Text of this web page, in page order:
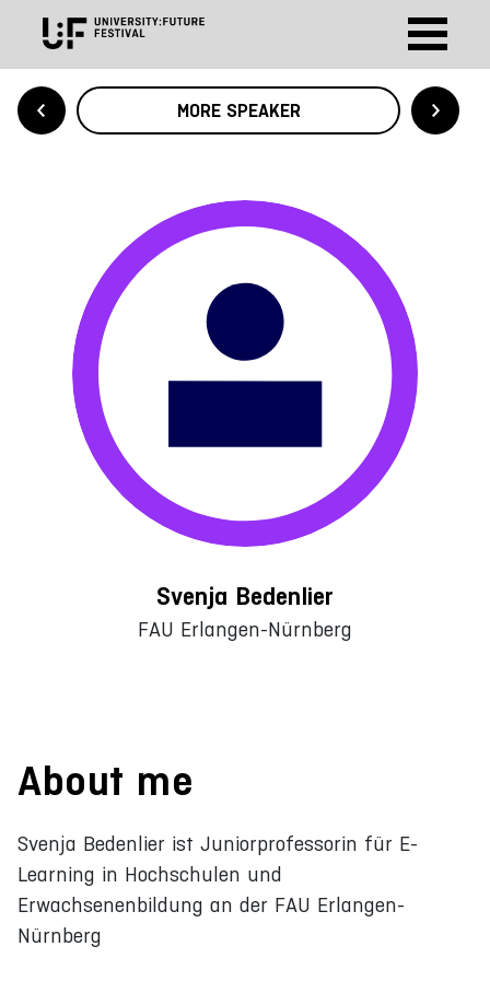
MORE SPEAKER
Svenja Bedenlier
FAU Erlangen-Nürnberg
About me
Svenja Bedenlier ist Juniorprofessorin für E-
Learning in Hochschulen und
Erwachsenenbildung an der FAU Erlangen-
Nürnberg